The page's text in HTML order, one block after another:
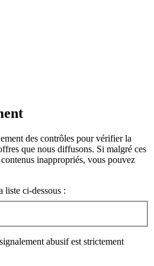
des contrôles pour vérifier la
que nous diffusons. Si malgré ces
inappropriés, vous pouvez
liste ci-dessous :
abusif est strictement